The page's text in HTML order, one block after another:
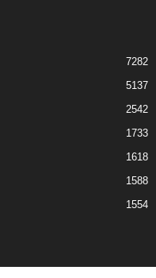
7282
5137
2542
1733
1618
1588
1554